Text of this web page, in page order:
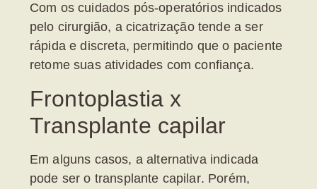
Com os cuidados pós-operatórios indicados
pelo cirurgião, a cicatrização tende a ser
rápida e discreta, permitindo que o paciente
retome suas atividades com confiança.
Frontoplastia x
Transplante capilar
Em alguns casos, a alternativa indicada
pode ser o transplante capilar. Porém,